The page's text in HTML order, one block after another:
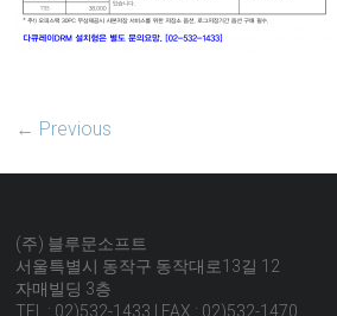
← Previous
(주) 블루문소프트
서울특별시 동작구 동작대로13길 12
자매빌딩 3층
TEL : 02)532-1433 | FAX : 02)532-1470